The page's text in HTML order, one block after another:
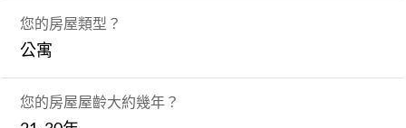
您的房屋類型？
公寓
您的房屋屋齡大約幾年？